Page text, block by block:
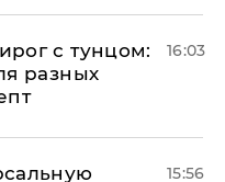
с тунцом:
разных
16:03
15:56